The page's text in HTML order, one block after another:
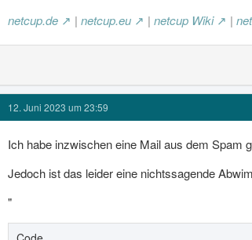
netcup.de
| netcup.eu | netcup Wiki |
12. Juni 2023 um 23:59
Ich habe inzwischen eine Mail aus dem
Jedoch ist das leider eine nichtssagende
"